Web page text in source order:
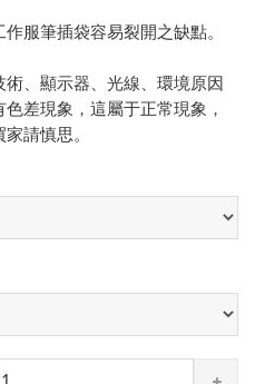
服筆插袋容易裂開之缺點。
、顯示器、光線、環境原因
差現象，這屬于正常現象，
請慎思。